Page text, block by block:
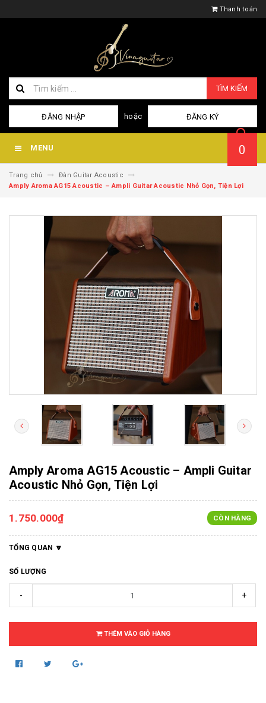
Thanh toán
TÌM KIẾM
ĐĂNG NHẬP hoặc ĐĂNG KÝ
MENU 0
Trang chủ
Đàn Guitar Acoustic
Amply Aroma AG15 Acoustic – Ampli Guitar Acoustic Nhỏ Gọn, Tiện Lợi
Amply Aroma AG15 Acoustic – Ampli Guitar
Acoustic Nhỏ Gọn, Tiện Lợi
1.750.000₫ CÒN HÀNG
TỔNG QUAN
SỐ LƯỢNG
- +
THÊM VÀO GIỎ HÀNG